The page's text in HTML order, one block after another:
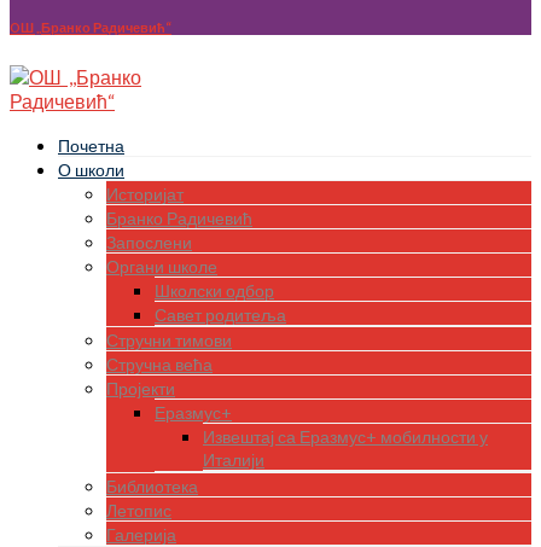
OШ ,,Бранко Радичевић“
Почетна
О школи
Историјат
Бранко Радичевић
Запослени
Органи школе
Школски одбор
Савет родитеља
Стручни тимови
Стручна већа
Пројекти
Еразмус+
Извештај са Еразмус+ мобилности у
Италији
Библиотека
Летопис
Галерија